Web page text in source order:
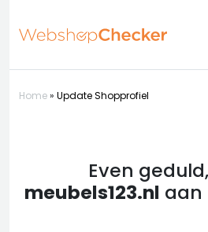
Home» Update Shopprofiel
Even
meubels123.nl aan